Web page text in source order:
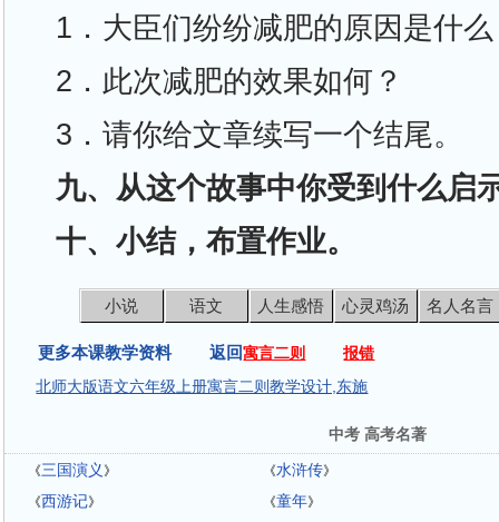
1．大臣们纷纷减肥的原因是什
2．此次减肥的效果如何？
3．请你给文章续写一个结尾。
九、从这个故事中你受到什么启
十、小结，布置作业。
小说 语文 人生感悟 心灵鸡汤 名人名言
更多本课教学资料 返回寓言二则
报错
北师大版语文六年级上册寓言二则教学设计,东施
中考 高考名著
《三国演义 》 《水浒传》
《西游记》 《童年》